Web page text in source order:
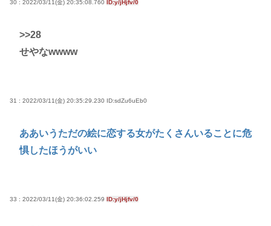
30 : 2022/03/11(金) 20:35:08.760 ID:y/jHjfv/0
>>28
せやなwwww
31 : 2022/03/11(金) 20:35:29.230 ID:sdZu6uEb0
ああいうただの絵に恋する女がたくさんいることに危
惧したほうがいい
33 : 2022/03/11(金) 20:36:02.259 ID:y/jHjfv/0